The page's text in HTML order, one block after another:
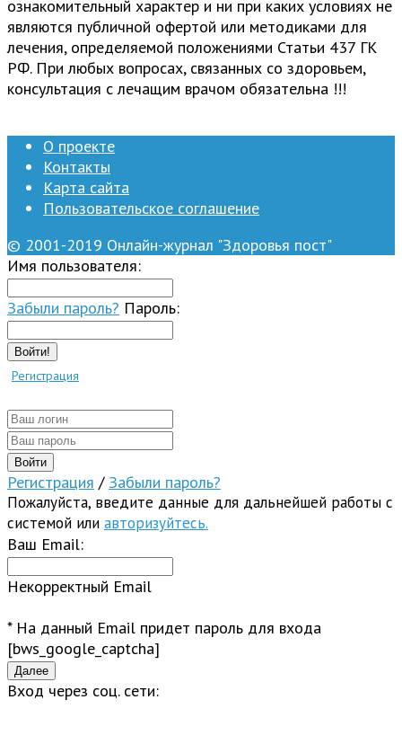
ознакомительный характер и ни при каких условиях не
являются публичной офертой или методиками для
лечения, определяемой положениями Статьи 437 ГК
РФ. При любых вопросах, связанных со здоровьем,
консультация с лечащим врачом обязательна !!!
О проекте
Контакты
Карта сайта
Пользовательское соглашение
© 2001-2019 Онлайн-журнал "Здоровья пост"
Имя пользователя:
Забыли пароль? Пароль:
Войти!
Регистрация
Регистрация / Забыли пароль?
Пожалуйста, введите данные для дальнейшей работы с
системой или авторизуйтесь.
Ваш Email:
Некорректный Email
* На данный Email придет пароль для входа
[bws_google_captcha]
Вход через соц. сети: